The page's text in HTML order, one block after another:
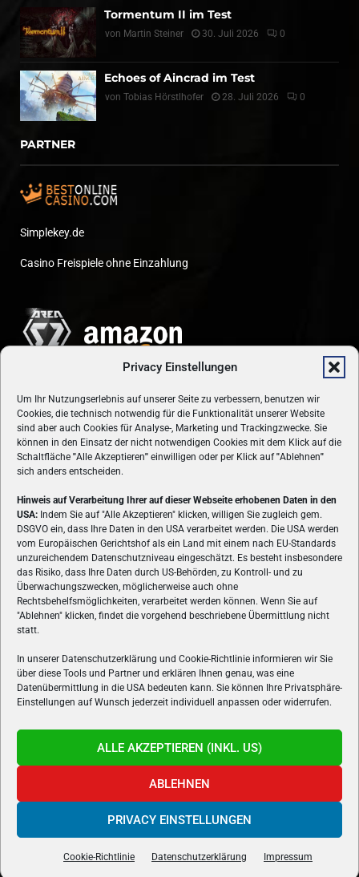
Privacy Einstellungen
Um Ihr Nutzungserlebnis auf unserer Seite zu verbessern, benutzen wir
Cookies, die technisch notwendig für die Funktionalität unserer Website
sind aber auch Cookies für Analyse-, Marketing und Trackingzwecke. Sie
können in den Einsatz der nicht notwendigen Cookies mit dem Klick auf die
Schaltfläche "Alle Akzeptieren" einwilligen oder per Klick auf"Ablehnen"
sich anders entscheiden.
Hinweis auf Verarbeitung Ihrer auf dieser Webseite erhobenen Daten in den
USA: Indem Sie auf "Alle Akzeptieren" klicken, willigen Sie zugleich gem.
DSGVO ein, dass Ihre Daten in den USA verarbeitet werden. Die USA werden
vom Europäischen Gerichtshof als ein Land mit einem nach EU-Standards
unzureichendem Datenschutzniveau eingeschätzt. Es besteht insbesondere
das Risiko, dass Ihre Daten durch US-Behörden, zu Kontroll- und zu
Überwachungszwecken, möglicherweise auch ohne
Rechtsbehelfsmöglichkeiten, verarbeitet werden können. Wenn Sie auf
"Ablehnen" klicken, findet die vorgehend beschriebene Übermittlung nicht
statt.
In unserer Datenschutzerklärung und Cookie-Richtlinie informieren wir Sie
über diese Tools und Partner und erklären Ihnen genau, was eine
Datenübermittlung in die USA bedeuten kann. Sie können Ihre Privatsphäre-
Einstellungen auf Wunsch jederzeit individuell anpassen oder widerrufen.
ALLE AKZEPTIEREN (INKL. US)
ABLEHNEN
PRIVACY EINSTELLUNGEN
Cookie-Richtlinie Datenschutzerklärung Impressum
Tormentum II im Test
von Martin Steiner 30. Juli 2026 0
Echoes of Aincrad im Test
von Tobias Hörstlhofer 28. Juli 2026 0
PARTNER
Simplekey.de
Casino Freispiele ohne Einzahlung
ÜBER UNS
VON GAMERN, FÜR GAMER! Gamers.at ist das älteste Online-
Spielemagazin Österreichs und bringt täglich aktuelle News,
Reviews und Videos zu PC- und Konsolenspielen, Gaming-
Hardware und aus der Welt des e-Sport's.
FOLGE UNS
Gamers.at v6 © 1999-2024 All Rights Reserved -Kontakt|Impressum|
Datenschutzerklärung
- Developed by
powered byoverclockers.at